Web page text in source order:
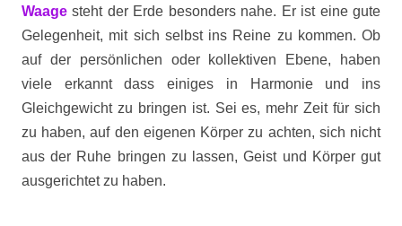
Waage steht der Erde besonders nahe. Er ist eine gute
Gelegenheit, mit sich selbst ins Reine zu kommen. Ob
auf der persönlichen oder kollektiven Ebene, haben
viele erkannt dass einiges in Harmonie und ins
Gleichgewicht zu bringen ist. Sei es, mehr Zeit für sich
zu haben, auf den eigenen Körper zu achten, sich nicht
aus der Ruhe bringen zu lassen, Geist und Körper gut
ausgerichtet zu haben.